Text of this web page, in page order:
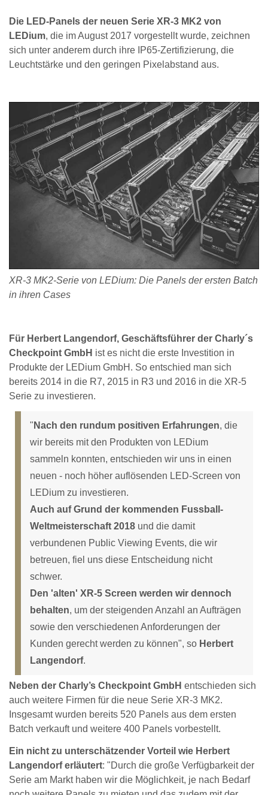
Die LED-Panels der neuen Serie XR-3 MK2 von
LEDium, die im August 2017 vorgestellt wurde, zeichnen
sich unter anderem durch ihre IP65-Zertifizierung, die
Leuchtstärke und den geringen Pixelabstand aus.
XR-3 MK2-Serie von LEDium: Die Panels der ersten Batch
in ihren Cases
Für Herbert Langendorf, Geschäftsführer der Charly´s
Checkpoint GmbH ist es nicht die erste Investition in
Produkte der LEDium GmbH. So entschied man sich
bereits 2014 in die R7, 2015 in R3 und 2016 in die XR-5
Serie zu investieren.
" Nach den rundum positiven Erfahrungen, die
wir bereits mit den Produkten von LEDium
sammeln konnten, entschieden wir uns in einen
neuen - noch höher auflösenden LED-Screen von
LEDium zu investieren.
Auch auf Grund der kommenden Fussball-
Weltmeisterschaft 2018 und die damit
verbundenen Public Viewing Events, die wir
betreuen, fiel uns diese Entscheidung nicht
schwer.
Den 'alten' XR-5 Screen werden wir dennoch
behalten, um der steigenden Anzahl an Aufträgen
sowie den verschiedenen Anforderungen der
Kunden gerecht werden zu können", so Herbert
Langendorf.
Neben der Charly’s Checkpoint GmbH entschieden sich
auch weitere Firmen für die neue Serie XR-3 MK2.
Insgesamt wurden bereits 520 Panels aus dem ersten
Batch verkauft und weitere 400 Panels vorbestellt.
Ein nicht zu unterschätzender Vorteil wie Herbert
Langendorf erläutert: "Durch die große Verfügbarkeit der
Serie am Markt haben wir die Möglichkeit, je nach Bedarf